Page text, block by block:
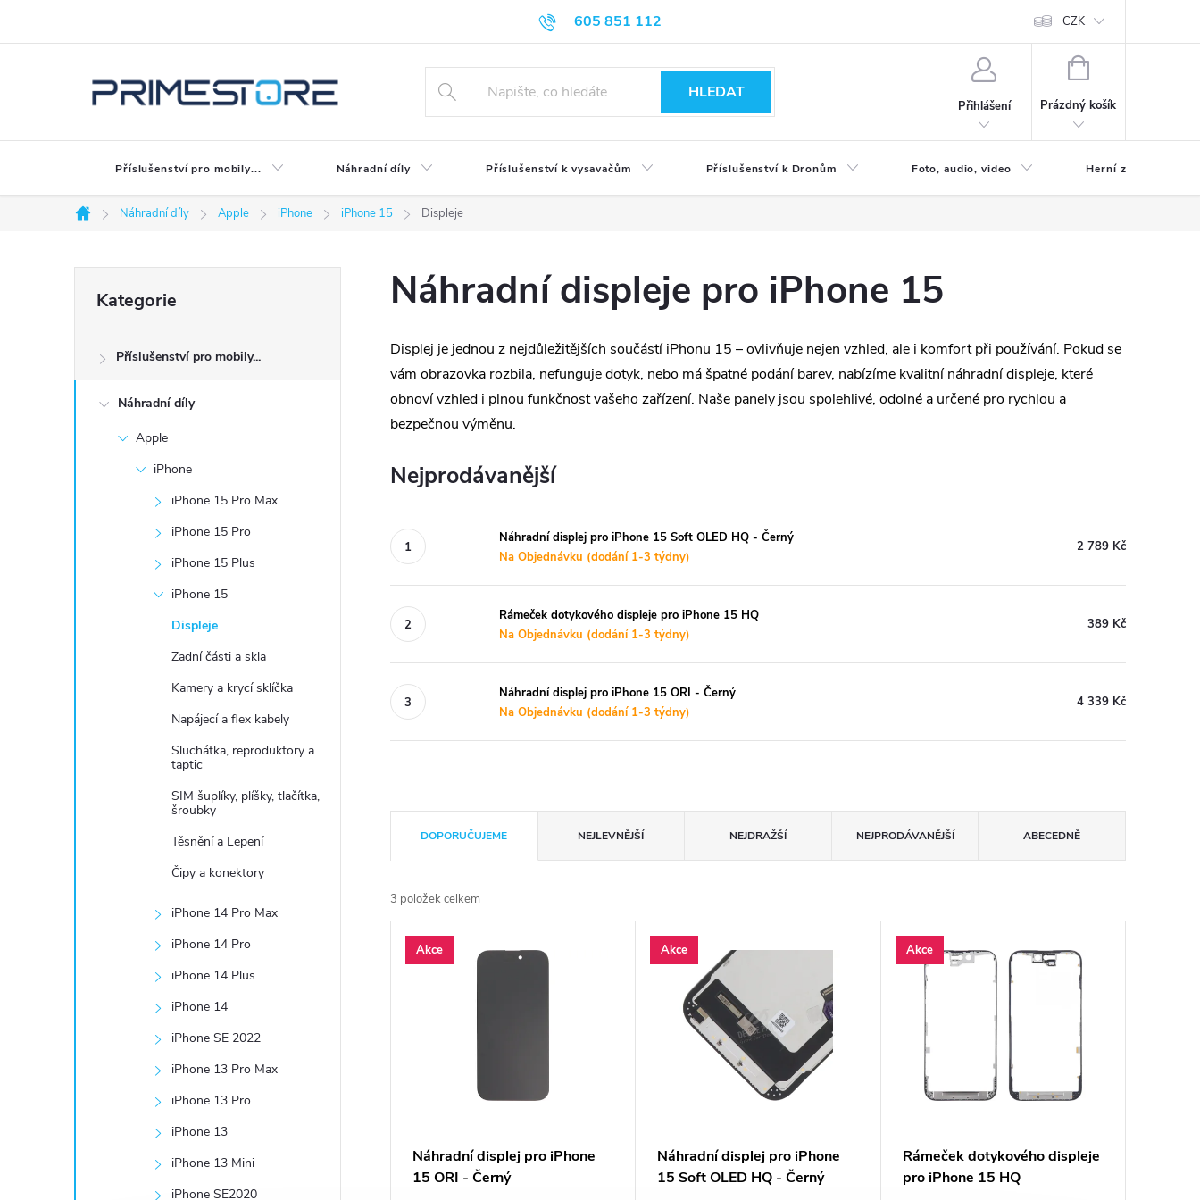
605 851 112 CZK
HLEDAT
Přihlášení
NÁKUPNÍ
Prázdný košík
Příslušenství pro mobily... Náhradní díly Příslušenství k vysavačům Příslušenství k Dronům Foto, audio, video Herní zóna
Domů
Náhradní díly Apple iPhone iPhone 15 Displeje
s
kategorie
Kategorie
Příslušenství pro mobily...
Náhradní díly
Apple
iPhone
iPhone 15 Pro Max
iPhone 15 Pro
iPhone 15 Plus
iPhone 15
Displeje
Zadní části a skla
Kamery a krycí sklíčka
Napájecí a flex kabely
Sluchátka, reproduktory a
taptic
SIM šuplíky, plíšky, tlačítka,
šroubky
Těsnění a Lepení
Čipy a konektory
iPhone 14 Pro Max
iPhone 14 Pro
iPhone 14 Plus
iPhone 14
iPhone SE 2022
iPhone 13 Pro Max
iPhone 13 Pro
iPhone 13
iPhone 13 Mini
iPhone SE2020
Náhradní displeje pro iPhone 15
Displej je jednou z nejdůležitějších součástí iPhonu 15 – ovlivňuje nejen vzhled, ale i komfort při používání. Pokud se
vám obrazovka rozbila, nefunguje dotyk, nebo má špatné podání barev, nabízíme kvalitní náhradní displeje, které
obnoví vzhled i plnou funkčnost vašeho zařízení. Naše panely jsou spolehlivé, odolné a určené pro rychlou a
bezpečnou výměnu.
Nejprodávanější
Náhradní displej pro iPhone 15 Soft OLED HQ - Černý
Na Objednávku (dodání 1-3 týdny)
2 789 Kč
Rámeček dotykového displeje pro iPhone 15 HQ
Na Objednávku (dodání 1-3 týdny)
389 Kč
Náhradní displej pro iPhone 15 ORI - Černý
Na Objednávku (dodání 1-3 týdny)
4 339 Kč
a
z
e
DOPORUČUJEME NEJLEVNĚJŠÍ NEJDRAŽŠÍ NEJPRODÁVANĚJŠÍ ABECEDNĚ
3 položek celkem
VAkce
Náhradní displej pro iPhone
15 ORI - Černý
Akce
Náhradní displej pro iPhone
15 Soft OLED HQ - Černý
Akce
Rámeček dotykového displeje
pro iPhone 15 HQ